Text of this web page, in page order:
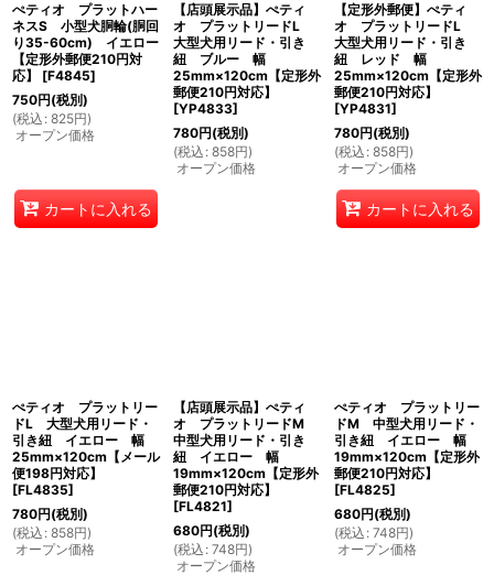
ぺティオ プラットハー
ネスS 小型犬胴輪(胴回
り35-60cm) イエロー
【定形外郵便210円対
応】
[F4845]
750円(税別)
(税込 : 825円)
オープン価格
カートに入れる
【店頭展示品】ぺティ
オ プラットリードL
大型犬用リード・引き
紐 ブルー 幅
25mm×120cm【定形外
郵便210円対応】
[YP4833]
780円(税別)
(税込 : 858円)
オープン価格
【定形外郵便】ぺティ
オ プラットリードL
大型犬用リード・引き
紐 レッド 幅
25mm×120cm【定形外
郵便210円対応】
[YP4831]
780円(税別)
(税込 : 858円)
オープン価格
カートに入れる
ぺティオ プラットリー
ドL 大型犬用リード・
引き紐 イエロー 幅
25mm×120cm【メール
便198円対応】
[FL4835]
780円(税別)
(税込 : 858円)
オープン価格
【店頭展示品】ぺティ
オ プラットリードM
中型犬用リード・引き
紐 イエロー 幅
19mm×120cm【定形外
郵便210円対応】
[FL4821]
680円(税別)
(税込 : 748円)
オープン価格
ぺティオ プラットリー
ドM 中型犬用リード・
引き紐 イエロー 幅
19mm×120cm【定形外
郵便210円対応】
[FL4825]
680円(税別)
(税込 : 748円)
オープン価格